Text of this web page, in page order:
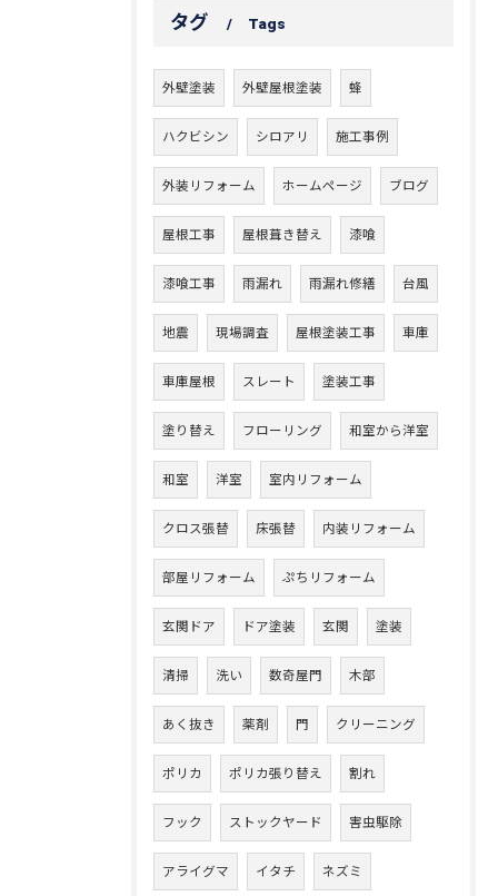
タグ Tags
外壁塗装 外壁屋根塗装 蜂
ハクビシン シロアリ 施工事例
外装リフォーム ホームページ ブログ
屋根工事 屋根葺き替え 漆喰
漆喰工事 雨漏れ 雨漏れ修繕 台風
地震 現場調査 屋根塗装工事 車庫
車庫屋根 スレート 塗装工事
塗り替え フローリング 和室から洋室
和室 洋室 室内リフォーム
クロス張替 床張替 内装リフォーム
部屋リフォーム ぷちリフォーム
玄関ドア ドア塗装 玄関 塗装
清掃 洗い 数奇屋門 木部
あく抜き 薬剤 門 クリーニング
ポリカ ポリカ張り替え 割れ
フック ストックヤード 害虫駆除
アライグマ イタチ ネズミ